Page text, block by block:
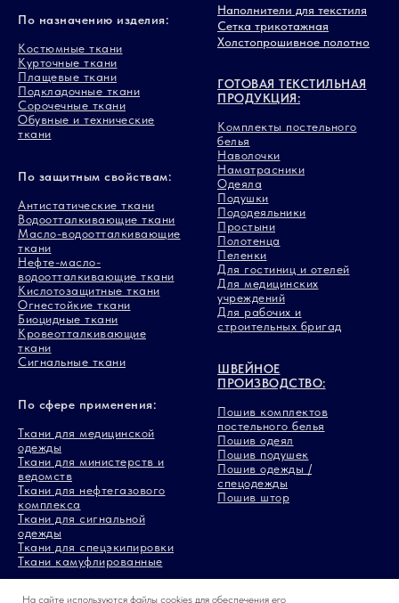
По назначению изделия:
Костюмные ткани
Курточные ткани
Плащевые ткани
Подкладочные ткани
Сорочечные ткани
Обувные и технические
ткани
По защитным свойствам:
Антистатические ткани
Водоотталкивающие ткани
Масло-водоотталкивающие
ткани
Нефте-масло-
водоотталкивающие ткани
Кислотозащитные ткани
Огнестойкие ткани
Биоцидные ткани
Кровеотталкивающие
ткани
Сигнальные ткани
По сфере применения:
Ткани для медицинской
одежды
Ткани для министерств и
ведомств
Ткани для нефтегазового
комплекса
Ткани для сигнальной
одежды
Ткани для спецэкипировки
Ткани камуфлированные
Наполнители для текстиля
Сетка трикотажная
Холстопрошивное полотно
ГОТОВАЯ ТЕКСТИЛЬНАЯ
ПРОДУКЦИЯ:
Комплекты постельного
белья
Наволочки
Наматрасники
Одеяла
Подушки
Пододеяльники
Простыни
Полотенца
Пеленки
Для гостиниц и отелей
Для медицинских
учреждений
Для рабочих и
строительных бригад
ШВЕЙНОЕ
ПРОИЗВОДСТВО:
Пошив комплектов
постельного белья
Пошив одеял
Пошив подушек
Пошив одежды /
спецодежды
Пошив штор
На сайте используются файлы cookies для обеспечения его